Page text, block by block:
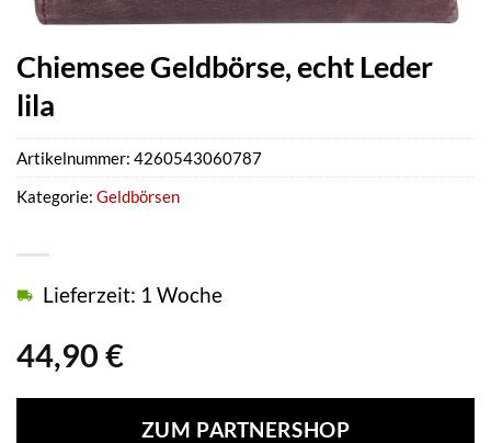
Chiemsee Geldbörse, echt Leder
lila
44,90 €
Lieferzeit: 1 Woche
ZUM PARTNERSHOP
Artikelnummer: 4260543060787
Kategorie: Geldbörsen